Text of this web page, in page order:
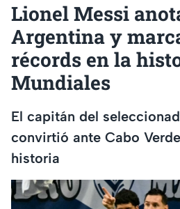
Lionel Messi
Argentina y
récords en la
Mundiales
El capitán del
convirtió ante Cabo
historia